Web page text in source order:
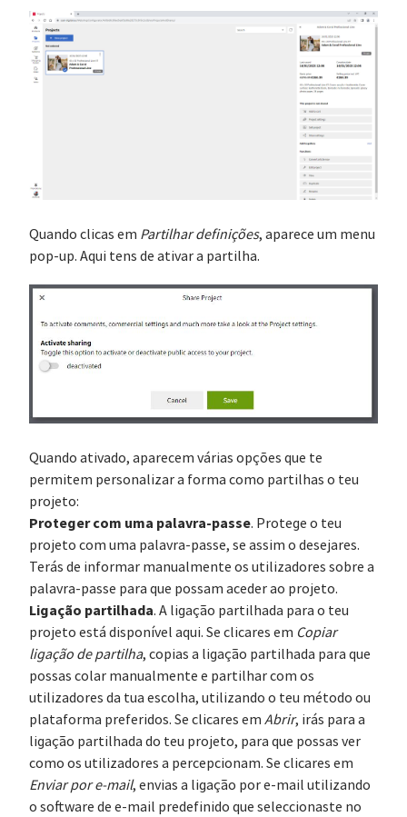
Quando clicas em Partilhar definições, aparece um menu
pop-up. Aqui tens de ativar a partilha.
Quando ativado, aparecem várias opções que te
permitem personalizar a forma como partilhas o teu
projeto:
Proteger com uma palavra-passe. Protege o teu
projeto com uma palavra-passe, se assim o desejares.
Terás de informar manualmente os utilizadores sobre a
palavra-passe para que possam aceder ao projeto.
Ligação partilhada. A ligação partilhada para o teu
projeto está disponível aqui. Se clicares em Copiar
ligação de partilha, copias a ligação partilhada para que
possas colar manualmente e partilhar com os
utilizadores da tua escolha, utilizando o teu método ou
plataforma preferidos. Se clicares em Abrir, irás para a
ligação partilhada do teu projeto, para que possas ver
como os utilizadores a percepcionam. Se clicares em
Enviar por e-mail, envias a ligação por e-mail utilizando
o software de e-mail predefinido que seleccionaste no